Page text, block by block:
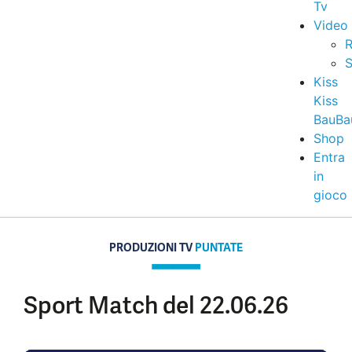
Tv
Video
Kiss
Kiss
Shop
Entra
in
gioco
PRODUZIONI TVPUNTATE
Sport Match del 22.06.26